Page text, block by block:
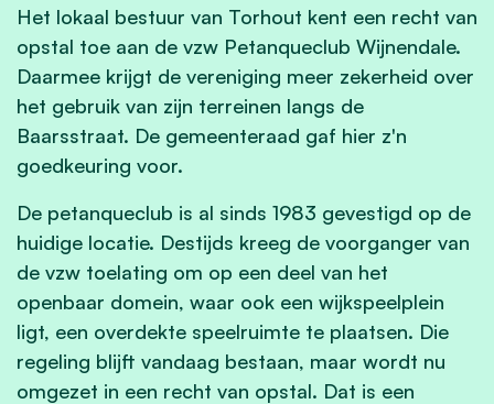
Het lokaal bestuur van Torhout kent een recht van
opstal toe aan de vzw Petanqueclub Wijnendale.
Daarmee krijgt de vereniging meer zekerheid over
het gebruik van zijn terreinen langs de
Baarsstraat. De gemeenteraad gaf hier z'n
goedkeuring voor.
De petanqueclub is al sinds 1983 gevestigd op de
huidige locatie. Destijds kreeg de voorganger van
de vzw toelating om op een deel van het
openbaar domein, waar ook een wijkspeelplein
ligt, een overdekte speelruimte te plaatsen. Die
regeling blijft vandaag bestaan, maar wordt nu
omgezet in een recht van opstal. Dat is een